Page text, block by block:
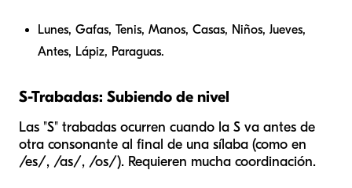
Lunes, Gafas, Tenis, Manos, Casas, Niños, Jueves,
Antes, Lápiz, Paraguas.
S-Trabadas: Subiendo de nivel
Las "S" trabadas ocurren cuando la S va antes de
otra consonante al final de una sílaba (como en
/es/, /as/, /os/). Requieren mucha coordinación.